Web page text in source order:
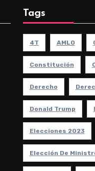
Tags
4T AMLO
Constitución
Derecho
Donald Trump
Elecciones 2023
Elección De